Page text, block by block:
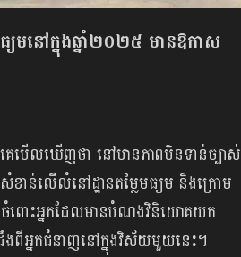
យមនៅក្នុងឆ្នាំ២០២៥ មានឱកាស
គេមើលឃើញថា នៅមានភាពមិនទាន់ច្បាស់
ាន់លើលំនៅដ្ឋានតម្លៃមធ្យម និងក្រោម
ចំពោះអ្នកដែលមានបំណងវិនិយោគយក
ពីអ្នកជំនាញនៅក្នុងវិស័យមួយនេះ។